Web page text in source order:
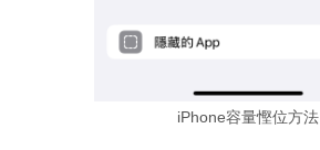
iPhone容量慳位方法